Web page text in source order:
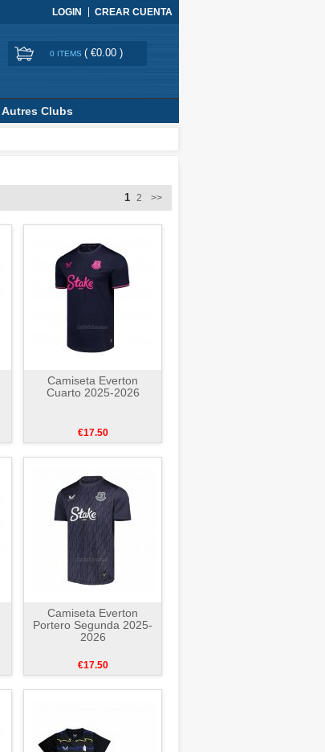
LOGIN CREAR CUENTA
0 ITEMS ( €0.00 )
Autres Clubs
1 2 >>
Camiseta Everton
Cuarto 2025-2026
€17.50
Camiseta Everton
Portero Segunda 2025-
2026
€17.50